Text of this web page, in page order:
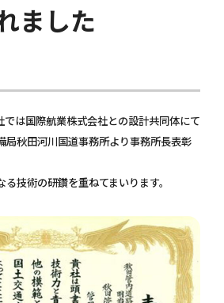
ました
は国際航業株式会社との設計共同体にて
局秋田河川国道事務所より事務所長表彰
技術の研鑽を重ねてまいります。